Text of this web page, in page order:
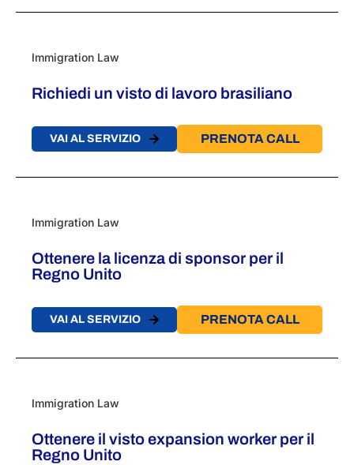
Immigration Law
Richiedi un visto di lavoro brasiliano
VAI AL SERVIZIO PRENOTA CALL
Immigration Law
Ottenere la licenza di sponsor per il
Regno Unito
VAI AL SERVIZIO PRENOTA CALL
Immigration Law
Ottenere il visto expansion worker per il
Regno Unito